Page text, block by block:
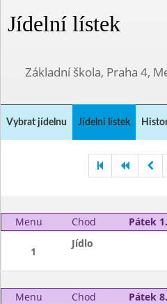
Jídelní lístek
Základní škola, Praha 4,
Vybrat jídelnu Jídelní lístek
Menu Chod Pátek
1
Jídlo
Menu Chod
Pátek